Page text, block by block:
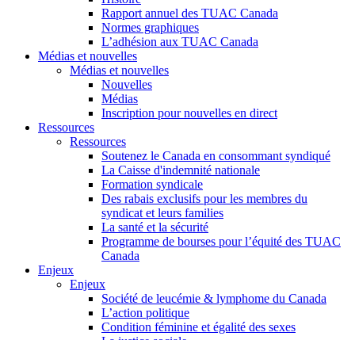
Rapport annuel des TUAC Canada
Normes graphiques
L’adhésion aux TUAC Canada
Médias et nouvelles
Médias et nouvelles
Nouvelles
Médias
Inscription pour nouvelles en direct
Ressources
Ressources
Soutenez le Canada en consommant syndiqué
La Caisse d'indemnité nationale
Formation syndicale
Des rabais exclusifs pour les membres du
syndicat et leurs families
La santé et la sécurité
Programme de bourses pour l’équité des TUAC
Canada
Enjeux
Enjeux
Société de leucémie & lymphome du Canada
L’action politique
Condition féminine et égalité des sexes